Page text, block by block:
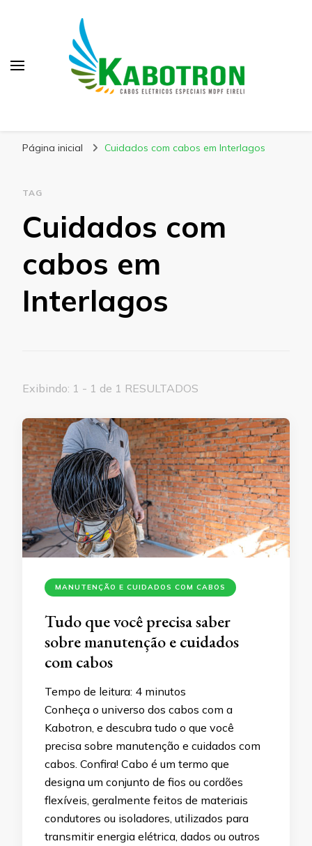
Página inicial Cuidados com cabos em Interlagos
TAG
Cuidados com
cabos em
Interlagos
Exibindo: 1 - 1 de 1 RESULTADOS
MANUTENÇÃO E CUIDADOS COM CABOS
Tudo que você precisa saber
sobre manutenção e cuidados
com cabos
Tempo de leitura: 4 minutos
Conheça o universo dos cabos com a
Kabotron, e descubra tudo o que você
precisa sobre manutenção e cuidados com
cabos. Confira! Cabo é um termo que
designa um conjunto de fios ou cordões
flexíveis, geralmente feitos de materiais
condutores ou isoladores, utilizados para
transmitir energia elétrica, dados ou outros